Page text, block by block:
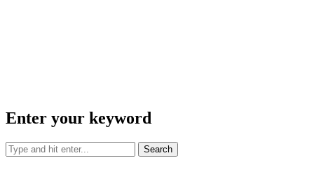
Enter your keyword
Search